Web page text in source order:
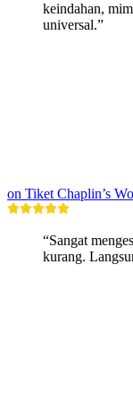
keindahan,
universal.”
on Tiket Chaplin’s
“Sangat
kurang.